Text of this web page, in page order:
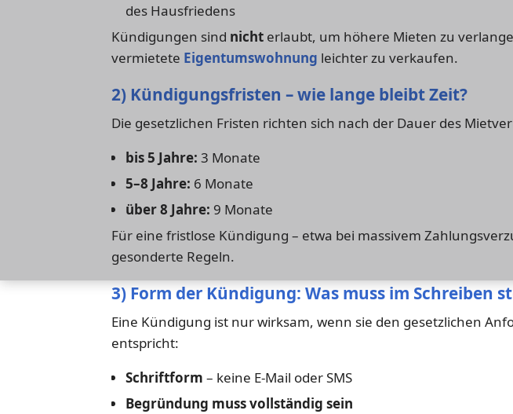
des Hausfriedens
Kündigungen sind nicht erlaubt, um höhere Mieten zu
vermietete Eigentumswohnung leichter zu verkaufen.
2) Kündigungsfristen – wie lange bleibt Zeit?
Die gesetzlichen Fristen richten sich nach der Dauer des
bis 5 Jahre: 3 Monate
5–8 Jahre: 6 Monate
über 8 Jahre: 9 Monate
Für eine fristlose Kündigung – etwa bei massivem
gesonderte Regeln.
3) Form der Kündigung: Was muss im Schreiben
Eine Kündigung ist nur wirksam, wenn sie den gesetzlichen
entspricht:
Schriftform – keine E-Mail oder SMS
Begründung muss vollständig sein